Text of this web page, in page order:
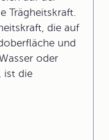
Trägheitskraft.
die auf
und
oder
ist die